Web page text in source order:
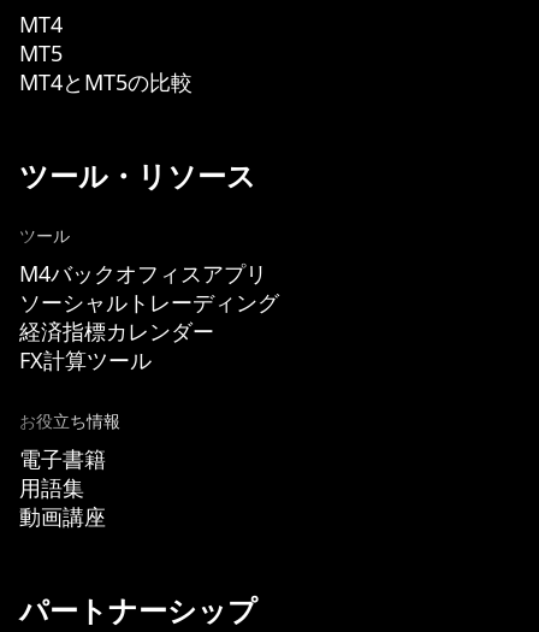
MT4
MT5
MT4とMT5の比較
ツール・リソース
ツール
M4バックオフィスアプリ
ソーシャルトレーディング
経済指標カレンダー
FX計算ツール
お役立ち情報
電子書籍
用語集
動画講座
パートナーシップ